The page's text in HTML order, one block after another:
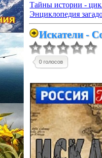
Тайны истории -
Энциклопедия
Искатели -
0 голосов